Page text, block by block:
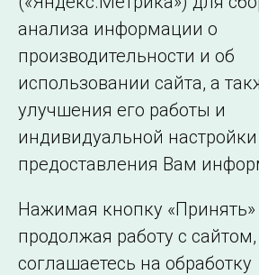
Подписаться на новости
©2005–2026 АО «СО ЕЭС»
Филиалы
анализа информации о
производительности и об
использовании сайта, а
улучшения его работы и
индивидуальной настройки
предоставления Вам
Нажимая кнопку «Принять»
продолжая работу с
соглашаетесь на обработку